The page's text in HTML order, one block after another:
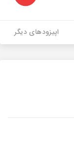
اپیزودهای دیگر